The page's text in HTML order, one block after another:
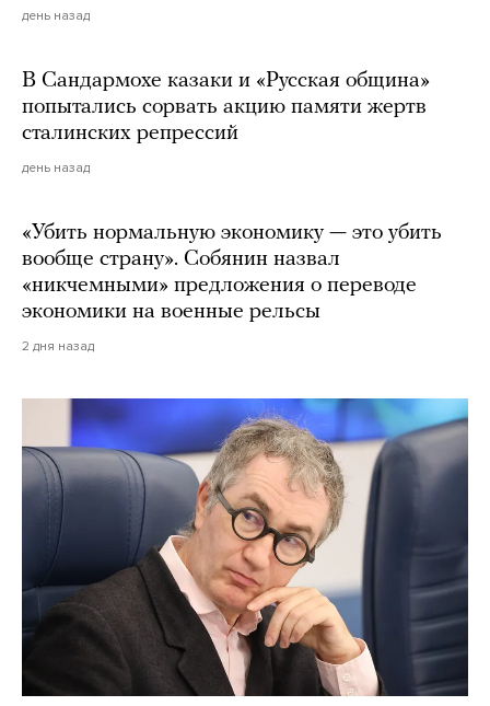
день назад
В Сандармохе казаки и «Русская община»
попытались сорвать акцию памяти жертв
сталинских репрессий
день назад
«Убить нормальную экономику — это убить
вообще страну». Собянин назвал
«никчемными» предложения о переводе
экономики на военные рельсы
2 дня назад